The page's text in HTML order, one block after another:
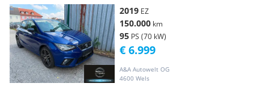
2019 EZ
150.000 km
95 PS (70 kW)
A&A Autowelt OG
4600 Wels
€ 6.999